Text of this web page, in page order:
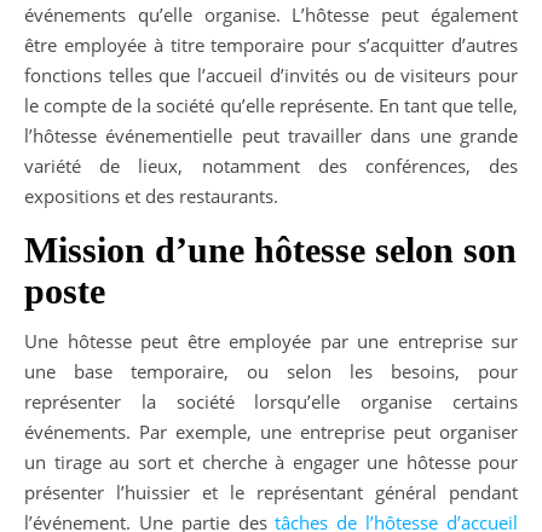
événements qu’elle organise. L’hôtesse peut également
être employée à titre temporaire pour s’acquitter d’autres
fonctions telles que l’accueil d’invités ou de visiteurs pour
le compte de la société qu’elle représente. En tant que telle,
l’hôtesse événementielle peut travailler dans une grande
variété de lieux, notamment des conférences, des
expositions et des restaurants.
Mission d’une hôtesse selon son
poste
Une hôtesse peut être employée par une entreprise sur
une base temporaire, ou selon les besoins, pour
représenter la société lorsqu’elle organise certains
événements. Par exemple, une entreprise peut organiser
un tirage au sort et cherche à engager une hôtesse pour
présenter l’huissier et le représentant général pendant
l’événement. Une partie destâches de l’hôtesse d’accueil